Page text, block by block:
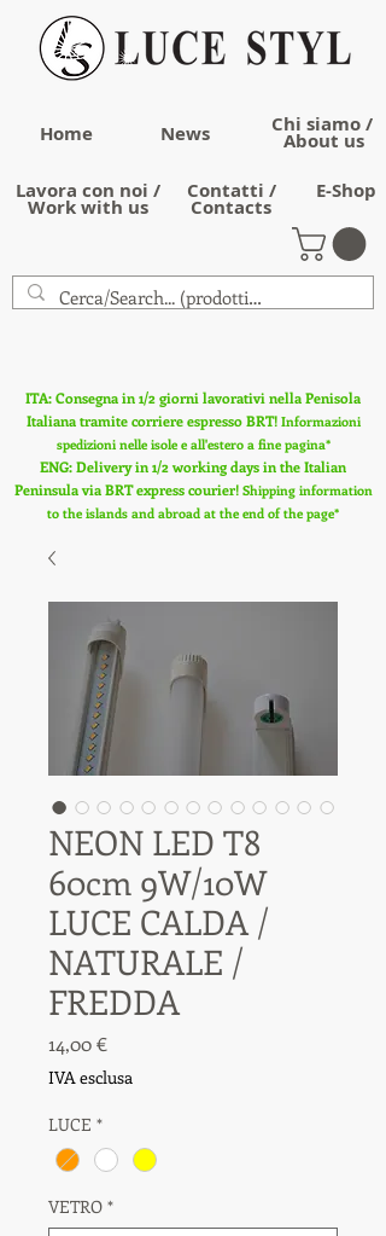
Home News Chi siamo /
About us
Lavora con noi /
Work with us
Contatti /
Contacts
E-Shop
ITA: Consegna in 1/2 giorni lavorativi nella Penisola
Italiana tramite corriere espresso BRT! Informazioni
spedizioni nelle isole e all'estero a fine pagina*
ENG: Delivery in 1/2 working days in the Italian
Peninsula via BRT express courier! Shipping information
to the islands and abroad at the end of the page*
NEON LED T8
60cm 9W/10W
LUCE CALDA /
NATURALE /
FREDDA
14,00 €Prezzo
IVA esclusa
LUCE *
VETRO *